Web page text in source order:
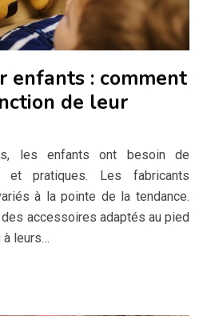
enfants : comment
de leur
les enfants ont besoin de
et pratiques. Les fabricants
à la pointe de la tendance.
accessoires adaptés au pied
à leurs…